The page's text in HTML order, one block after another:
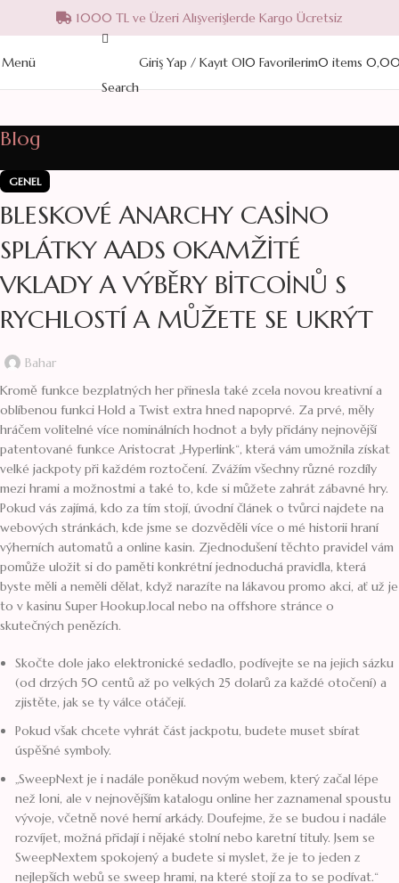
1000 TL ve Üzeri Alışverişlerde Kargo Ücretsiz
Menü
Search
Giriş Yap / Kayıt Ol0 Favorilerim0 items
Blog
GENEL
BLESKOVÉ ANARCHY CASINO
SPLÁTKY AADS OKAMŽITÉ
VKLADY A VÝBĚRY BITCOINŮ S
RYCHLOSTÍ A MŮŽETE SE UKRÝT
Bahar
15
Kromě funkce bezplatných her přinesla také zcela novou kreativní a
oblíbenou funkci Hold a Twist extra hned napoprvé. Za prvé, měly
hráčem volitelné více nominálních hodnot a byly přidány nejnovější
patentované funkce Aristocrat „Hyperlink“, která vám umožnila získat
velké jackpoty při každém roztočení. Zvážím všechny různé rozdíly
mezi hrami a možnostmi a také to, kde si můžete zahrát zábavné hry.
Pokud vás zajímá, kdo za tím stojí, úvodní článek o tvůrci najdete na
webových stránkách, kde jsme se dozvěděli více o mé historii hraní
výherních automatů a online kasin. Zjednodušení těchto pravidel vám
pomůže uložit si do paměti konkrétní jednoduchá pravidla, která
byste měli a neměli dělat, když narazíte na lákavou promo akci, ať už je
to v kasinu Super Hookup.local nebo na offshore stránce o
skutečných penězích.
Skočte dole jako elektronické sedadlo, podívejte se na jejich sázku
(od drzých 50 centů až po velkých 25 dolarů za každé otočení) a
zjistěte, jak se ty válce otáčejí.
Pokud však chcete vyhrát část jackpotu, budete muset sbírat
úspěšné symboly.
„SweepNext je i nadále poněkud novým webem, který začal lépe
než loni, ale v nejnovějším katalogu online her zaznamenal spoustu
vývoje, včetně nové herní arkády. Doufejme, že se budou i nadále
rozvíjet, možná přidají i nějaké stolní nebo karetní tituly. Jsem se
SweepNextem spokojený a budete si myslet, že je to jeden z
nejlepších webů se sweep hrami, na které stojí za to se podívat.“